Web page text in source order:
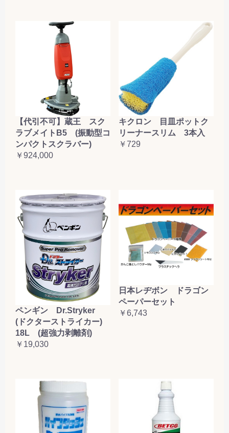
【代引不可】蔵王 スク
ラブメイトB5 (振動型コ
ンパクトスクラバー)
￥924,000
キクロン 目皿ポットク
リーナースリム 3本入
￥729
ペンギン Dr.Stryker
(ドクターストライカー)
18L (超強力剥離剤)
￥19,030
日本レヂボン ドラゴン
ペーパーセット
￥6,743